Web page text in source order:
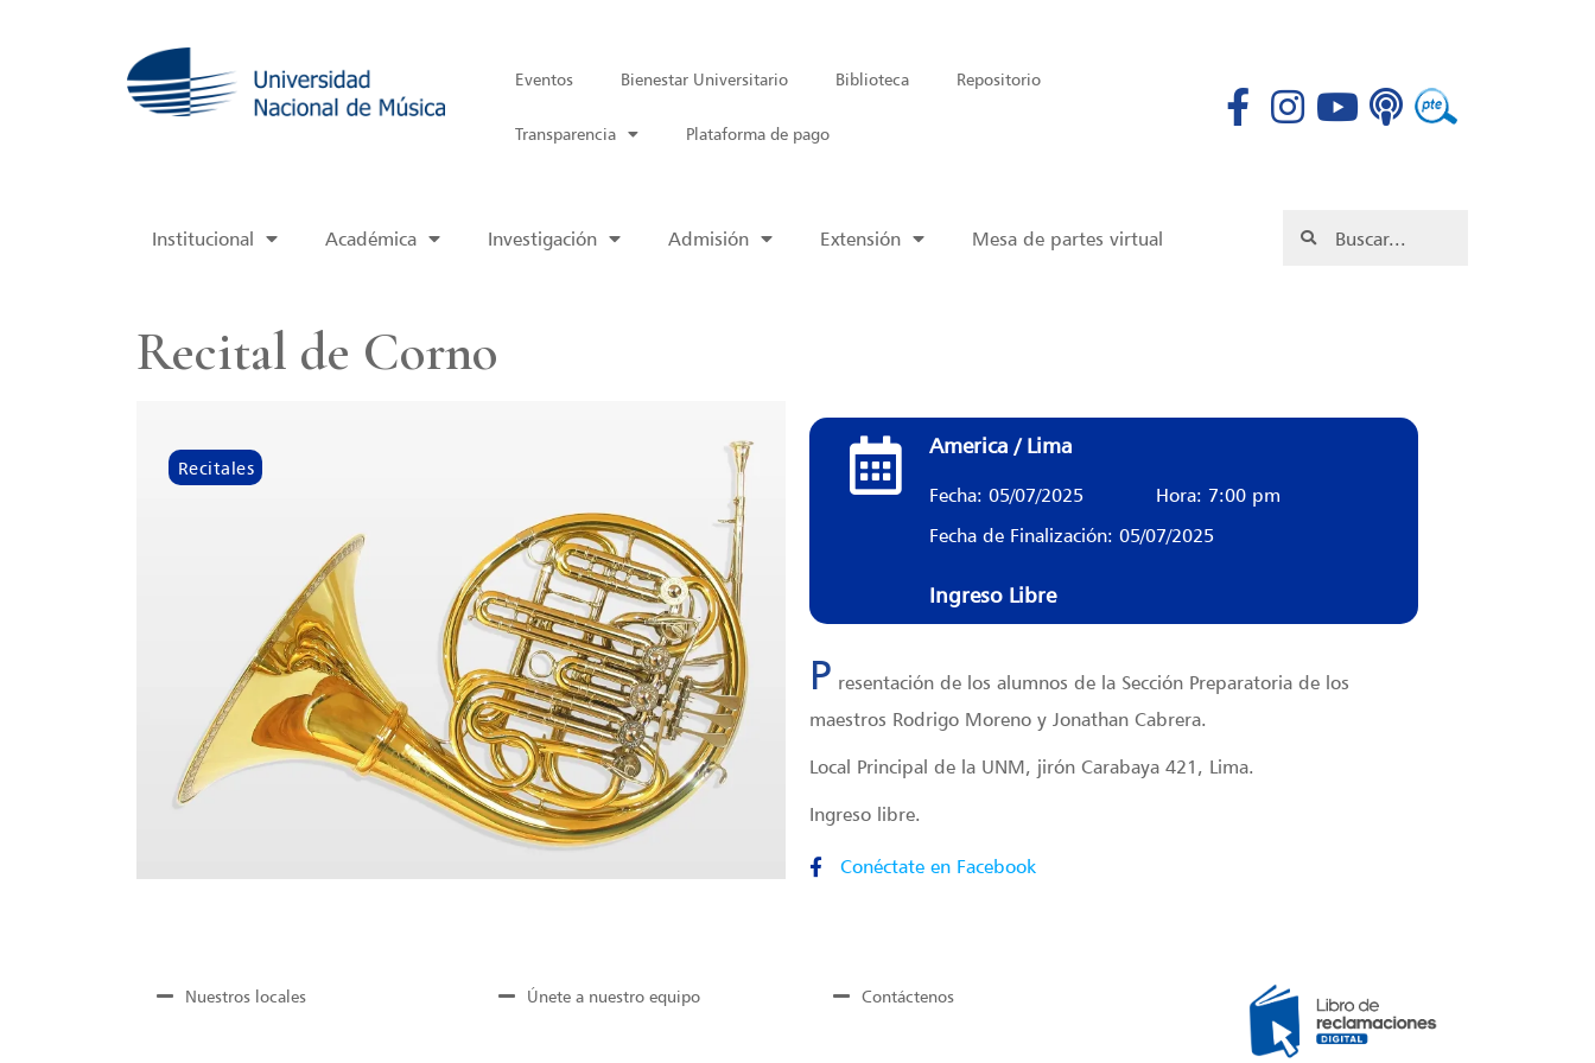
Eventos Bienestar Universitario Biblioteca Repositorio
Transparencia Plataforma de pago
Institucional Académica Investigación Admisión Extensión Mesa de partes virtual
Recital de Corno
Recitales
America / Lima
Fecha: 05/07/2025
Hora: 7:00 pm
Fecha de Finalización: 05/07/2025
Ingreso Libre
P resentación de los alumnos de la Sección Preparatoria de los
maestros Rodrigo Moreno y Jonathan Cabrera.
Local Principal de la UNM, jirón Carabaya 421, Lima.
Ingreso libre.
Conéctate en Facebook
Nuestros locales Únete a nuestro equipo Contáctenos